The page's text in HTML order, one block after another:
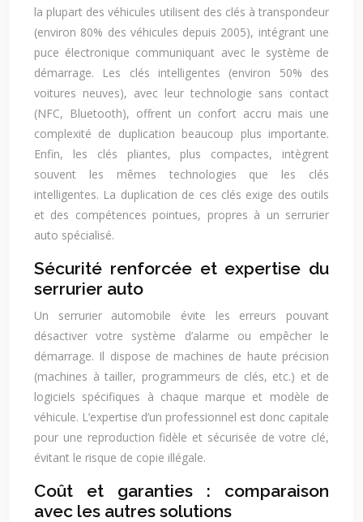
la plupart des véhicules utilisent des clés à transpondeur
(environ 80% des véhicules depuis 2005), intégrant une
puce électronique communiquant avec le système de
démarrage. Les clés intelligentes (environ 50% des
voitures neuves), avec leur technologie sans contact
(NFC, Bluetooth), offrent un confort accru mais une
complexité de duplication beaucoup plus importante.
Enfin, les clés pliantes, plus compactes, intègrent
souvent les mêmes technologies que les clés
intelligentes. La duplication de ces clés exige des outils
et des compétences pointues, propres à un serrurier
auto spécialisé.
Sécurité renforcée et expertise du
serrurier auto
Un serrurier automobile évite les erreurs pouvant
désactiver votre système d’alarme ou empêcher le
démarrage. Il dispose de machines de haute précision
(machines à tailler, programmeurs de clés, etc.) et de
logiciels spécifiques à chaque marque et modèle de
véhicule. L’expertise d’un professionnel est donc capitale
pour une reproduction fidèle et sécurisée de votre clé,
évitant le risque de copie illégale.
Coût et garanties : comparaison
avec les autres solutions